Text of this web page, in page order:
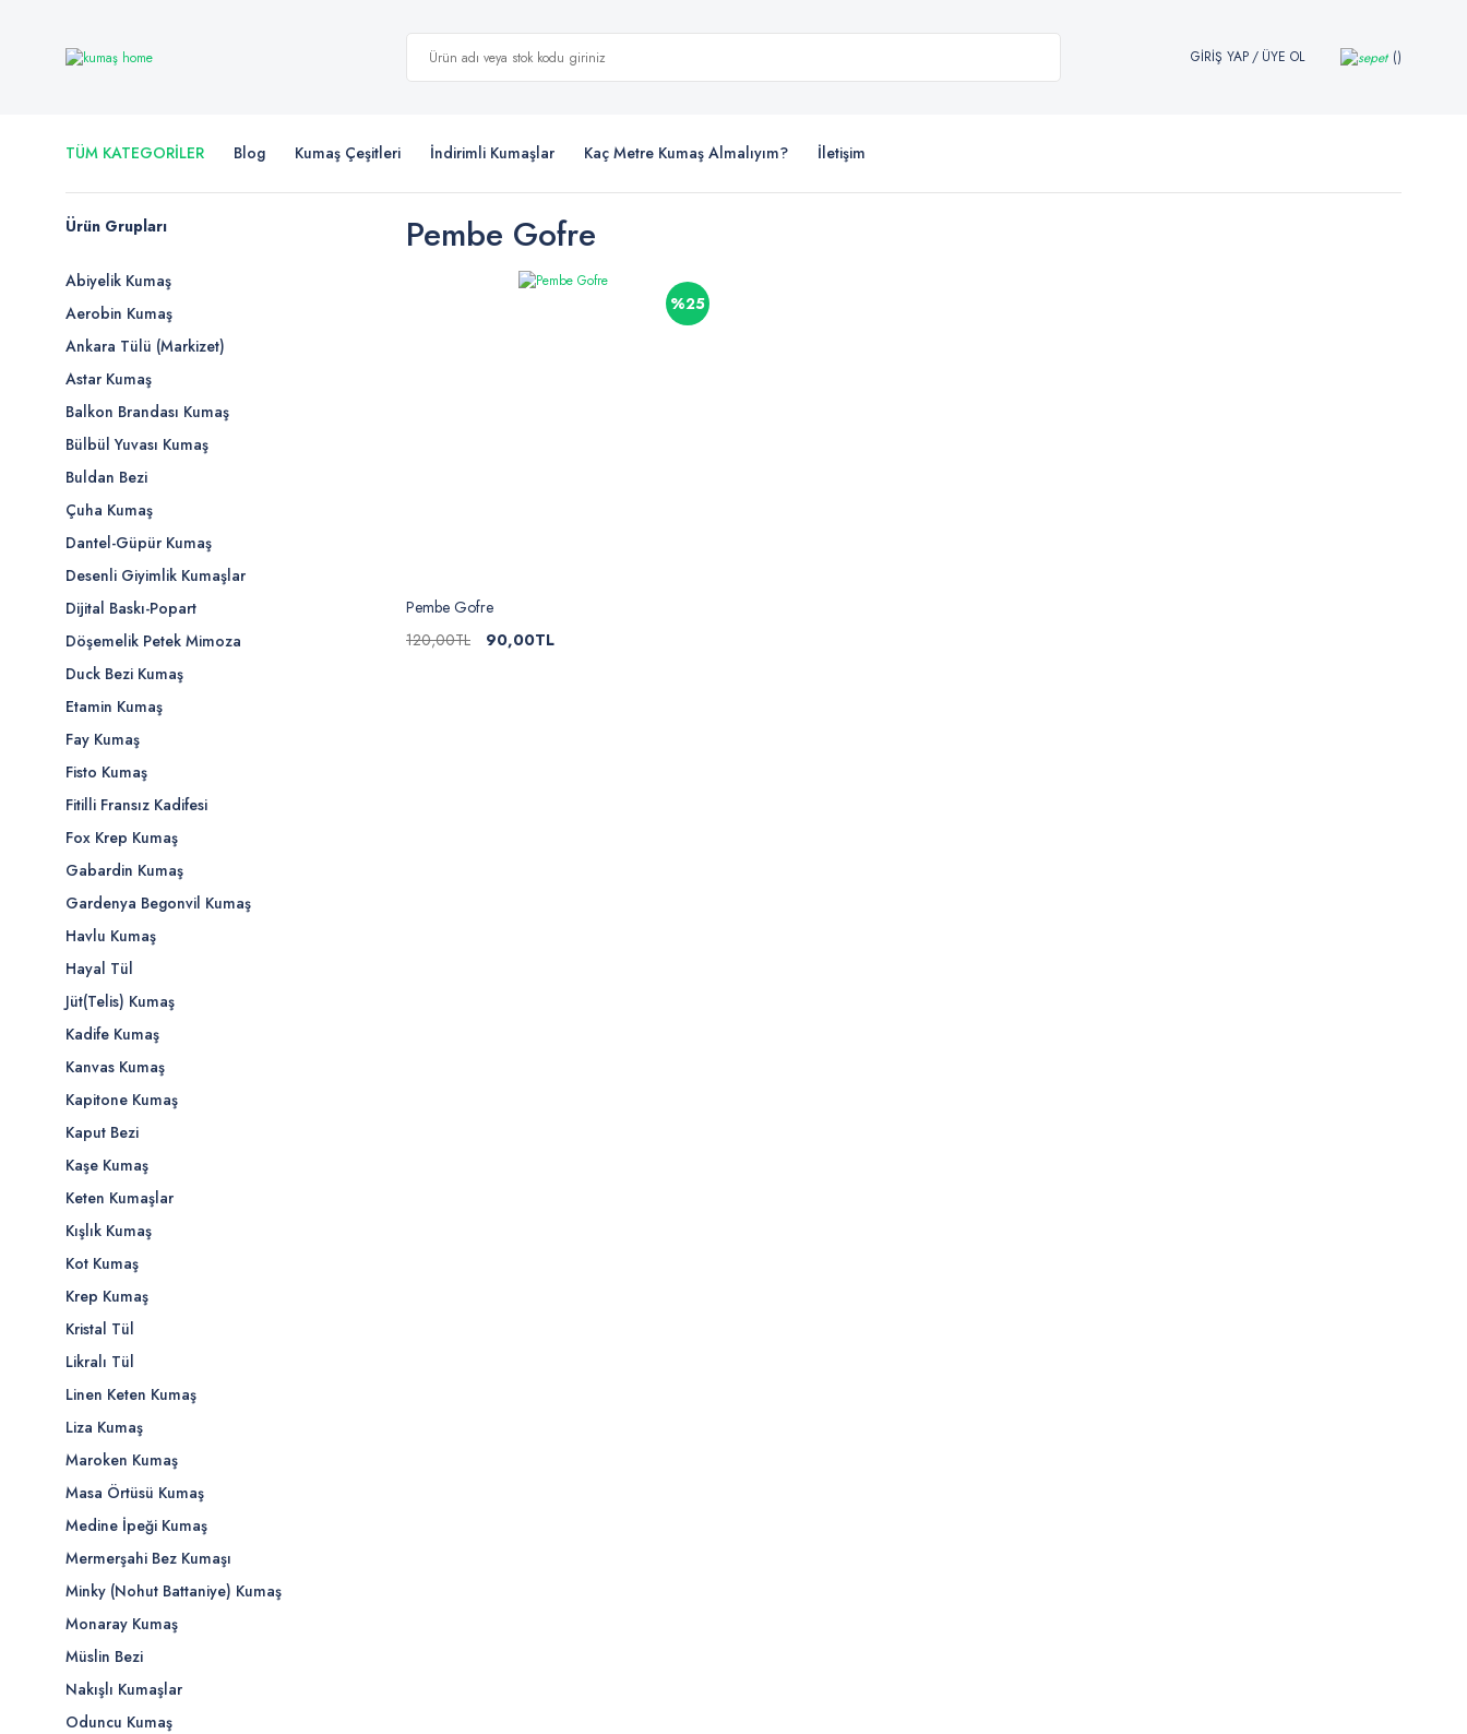
GİRİŞ YAP/ ÜYE OL
TÜM KATEGORİLER Blog Kumaş Çeşitleri İndirimli Kumaşlar Kaç Metre Kumaş Almalıyım? İletişim
Ürün Grupları
Abiyelik Kumaş
Aerobin Kumaş
Ankara Tülü (Markizet)
Astar Kumaş
Balkon Brandası Kumaş
Bülbül Yuvası Kumaş
Buldan Bezi
Çuha Kumaş
Dantel-Güpür Kumaş
Desenli Giyimlik Kumaşlar
Dijital Baskı-Popart
Döşemelik Petek Mimoza
Duck Bezi Kumaş
Etamin Kumaş
Fay Kumaş
Fisto Kumaş
Fitilli Fransız Kadifesi
Fox Krep Kumaş
Gabardin Kumaş
Gardenya Begonvil Kumaş
Havlu Kumaş
Hayal Tül
Jüt(Telis) Kumaş
Kadife Kumaş
Kanvas Kumaş
Kapitone Kumaş
Kaput Bezi
Kaşe Kumaş
Keten Kumaşlar
Kışlık Kumaş
Kot Kumaş
Krep Kumaş
Kristal Tül
Likralı Tül
Linen Keten Kumaş
Liza Kumaş
Maroken Kumaş
Masa Örtüsü Kumaş
Medine İpeği Kumaş
Mermerşahi Bez Kumaşı
Minky (Nohut Battaniye) Kumaş
Monaray Kumaş
Müslin Bezi
Nakışlı Kumaşlar
Oduncu Kumaş
Pembe Gofre
%25
Pembe Gofre
120,00TL
90,00TL